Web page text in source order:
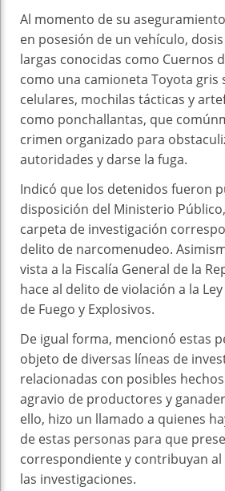
Al momento de su
en posesión de un vehículo,
largas conocidas como Cuernos
como una camioneta Toyota gris
celulares, mochilas tácticas y
como ponchallantas, que
crimen organizado para
autoridades y darse la fuga.
Indicó que los detenidos fueron
disposición del Ministerio
carpeta de investigación
delito de narcomenudeo.
vista a la Fiscalía General de la
hace al delito de violación a la
de Fuego y Explosivos.
De igual forma, mencionó estas
objeto de diversas líneas de
relacionadas con posibles
agravio de productores y
ello, hizo un llamado a quienes
de estas personas para que
correspondiente y contribuyan
las investigaciones.